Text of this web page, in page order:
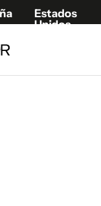
Estados
Unidos